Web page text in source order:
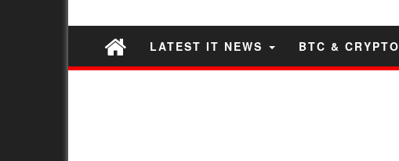
LATEST IT NEWS BTC & CRYPTO